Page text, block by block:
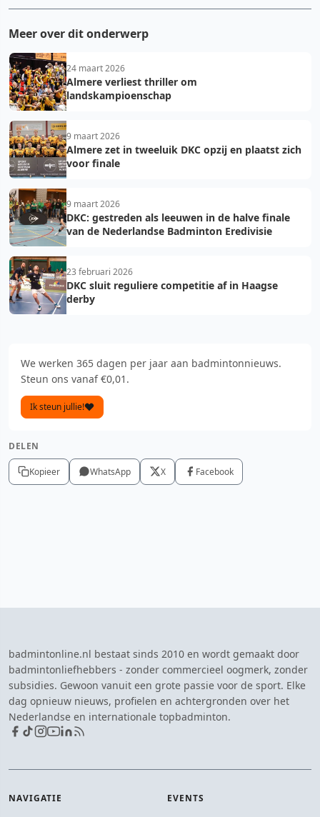
Meer over dit onderwerp
24 maart 2026
Almere verliest thriller om
landskampioenschap
9 maart 2026
Almere zet in tweeluik DKC opzij en plaatst zich
voor finale
9 maart 2026
DKC: gestreden als leeuwen in de halve finale
van de Nederlandse Badminton Eredivisie
23 februari 2026
DKC sluit reguliere competitie af in Haagse
derby
We werken 365 dagen per jaar aan badmintonnieuws.
Steun ons vanaf €0,01.
Ik steun jullie!
DELEN
Kopieer WhatsApp X Facebook
badmintonline.nl bestaat sinds 2010 en wordt gemaakt door
badmintonliefhebbers - zonder commercieel oogmerk, zonder
subsidies. Gewoon vanuit een grote passie voor de sport. Elke
dag opnieuw nieuws, profielen en achtergronden over het
Nederlandse en internationale topbadminton.
NAVIGATIE EVENTS